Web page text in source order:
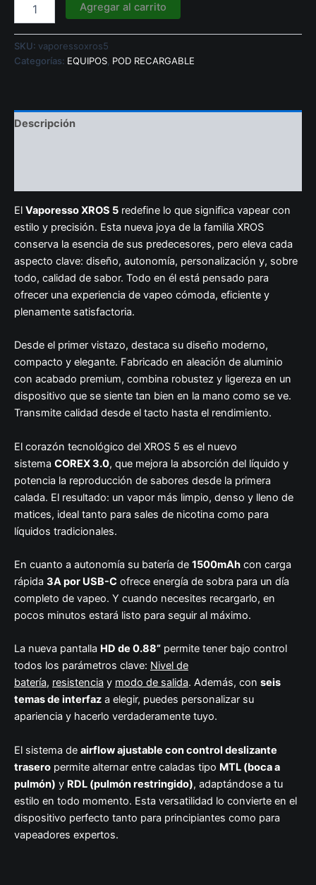
Agregar al carrito
SKU: vaporessoxros5
Categorías: EQUIPOS, POD RECARGABLE
Descripción
El Vaporesso XROS 5 redefine lo que significa vapear con
estilo y precisión. Esta nueva joya de la familia XROS
conserva la esencia de sus predecesores, pero eleva cada
aspecto clave: diseño, autonomía, personalización y, sobre
todo, calidad de sabor. Todo en él está pensado para
ofrecer una experiencia de vapeo cómoda, eficiente y
plenamente satisfactoria.
Desde el primer vistazo, destaca su diseño moderno,
compacto y elegante. Fabricado en aleación de aluminio
con acabado premium, combina robustez y ligereza en un
dispositivo que se siente tan bien en la mano como se ve.
Transmite calidad desde el tacto hasta el rendimiento.
El corazón tecnológico del XROS 5 es el nuevo
sistema COREX 3.0, que mejora la absorción del líquido y
potencia la reproducción de sabores desde la primera
calada. El resultado: un vapor más limpio, denso y lleno de
matices, ideal tanto para sales de nicotina como para
líquidos tradicionales.
En cuanto a autonomía su batería de 1500mAh con carga
rápida 3A por USB-C ofrece energía de sobra para un día
completo de vapeo. Y cuando necesites recargarlo, en
pocos minutos estará listo para seguir al máximo.
La nueva pantalla HD de 0.88” permite tener bajo control
todos los parámetros clave: Nivel de
batería, resistencia y modo de salida. Además, con seis
temas de interfaz a elegir, puedes personalizar su
apariencia y hacerlo verdaderamente tuyo.
El sistema de airflow ajustable con control deslizante
trasero permite alternar entre caladas tipo MTL (boca a
pulmón) y RDL (pulmón restringido), adaptándose a tu
estilo en todo momento. Esta versatilidad lo convierte en el
dispositivo perfecto tanto para principiantes como para
vapeadores expertos.